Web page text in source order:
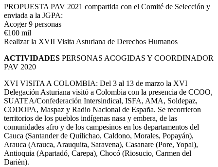
PROPUESTA PAV 2021 compartida con el Comité de Selección y
enviada a la JGPA:
Acoger 9 personas
€100 mil
Realizar la XVII Visita Asturiana de Derechos Humanos
ACTIVIDADES PERSONAS ACOGIDAS Y COORDINADOR
PAV 2020
XVI VISITA A COLOMBIA: Del 3 al 13 de marzo la XVI
Delegación Asturiana visitó a Colombia con la presencia de CCOO,
SUATEA/Confederación Intersindical, ISFA, AMA, Soldepaz,
CODOPA, Maspaz y Radio Nacional de España. Se recorrieron
territorios de los pueblos indígenas nasa y embera, de las
comunidades afro y de los campesinos en los departamentos del
Cauca (Santander de Quilichao, Caldono, Morales, Popayán),
Arauca (Arauca, Arauquita, Saravena), Casanare (Pore, Yopal),
Antioquia (Apartadó, Carepa), Chocó (Riosucio, Carmen del
Darién).